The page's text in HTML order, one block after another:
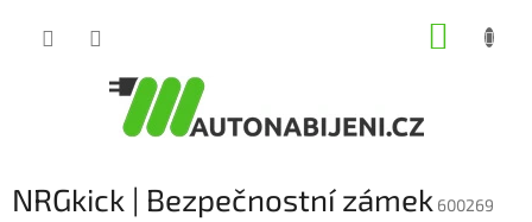
NRGkick | Bezpečnostní zámek 600269